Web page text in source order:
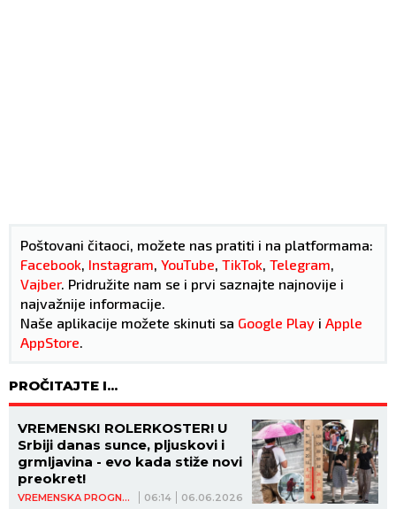
Poštovani čitaoci, možete nas pratiti i na platformama:
Facebook Instagram YouTube TikTok Telegram
Vajber. Pridružite nam se i prvi saznajte najnovije i
najvažnije informacije.
Naše aplikacije možete skinuti sa Google Play i Apple
AppStore
PROČITAJTE I...
VREMENSKA PROGNOZA 06:14 06.06.2026
VREMENSKI ROLERKOSTER! U
Srbiji danas sunce, pljuskovi i
grmljavina - evo kada stiže novi
preokret!